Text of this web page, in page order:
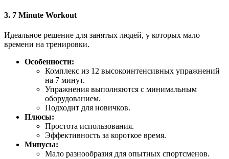
3. 7 Minute Workout
Идеальное решение для занятых людей, у которых мало
времени на тренировки.
Особенности:
Комплекс из 12 высокоинтенсивных упражнений
на 7 минут.
Упражнения выполняются с минимальным
оборудованием.
Подходит для новичков.
Плюсы:
Простота использования.
Эффективность за короткое время.
Минусы:
Мало разнообразия для опытных спортсменов.